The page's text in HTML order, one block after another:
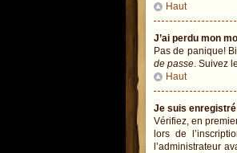
Haut
J’ai perdu mon
Pas de panique!
de passe. Suivez
Haut
Je suis
Vérifiez, en
lors de
l’administrateur